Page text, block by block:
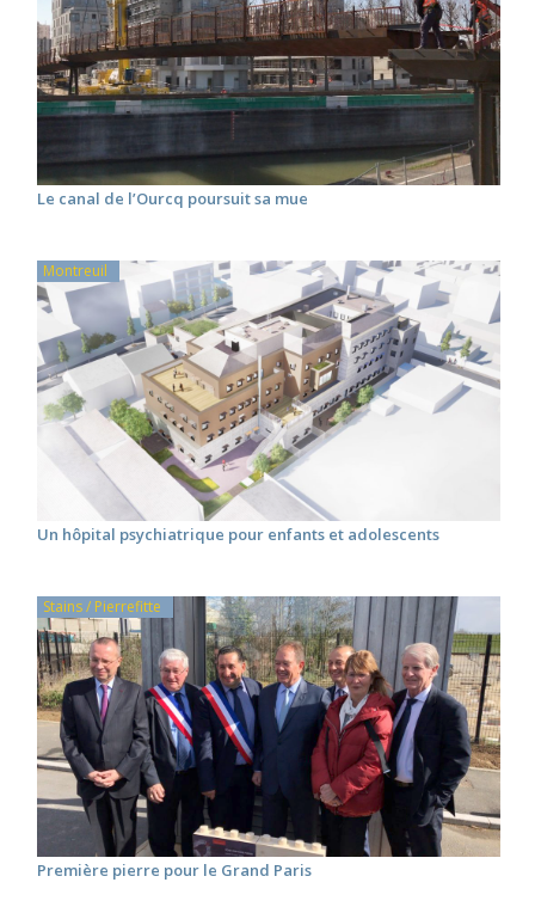
Le canal de l’Ourcq poursuit sa mue
Montreuil
Un hôpital psychiatrique pour enfants et adolescents
Stains / Pierrefitte
Première pierre pour le Grand Paris